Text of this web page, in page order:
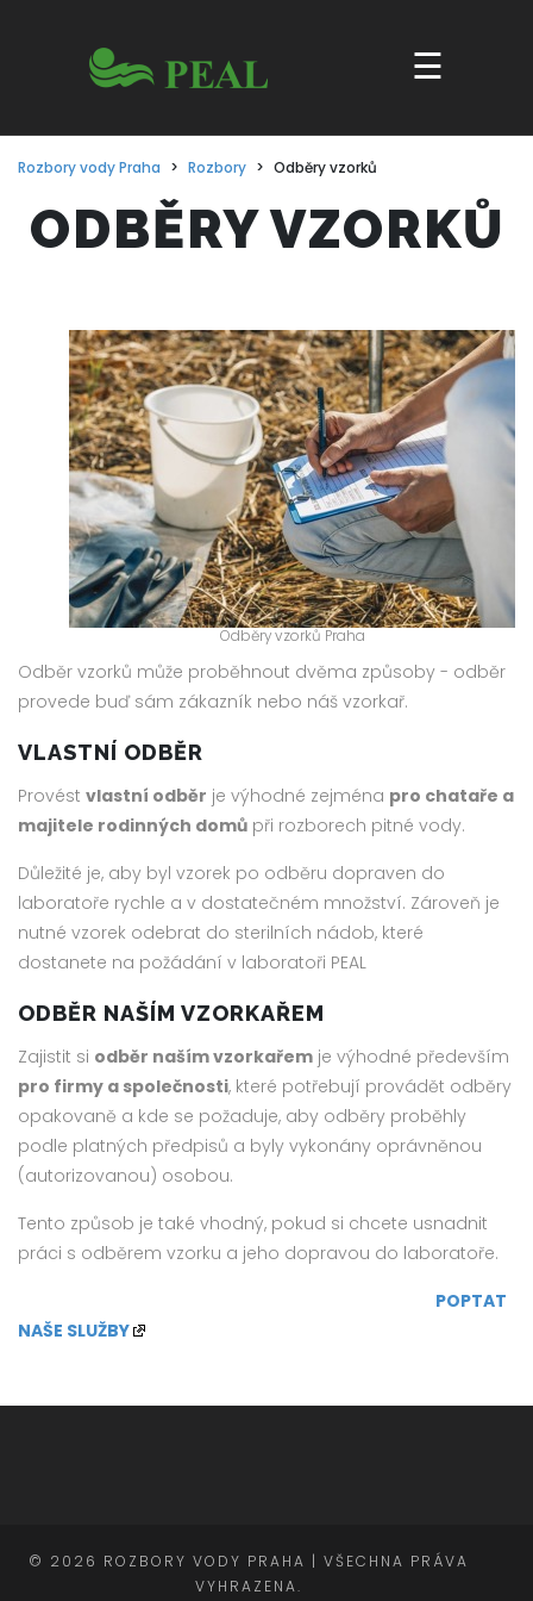
☰
ODBĚRY VZORKŮ
Odběry vzorků Praha
Odběr vzorků může proběhnout dvěma způsoby - odběr
provede buď sám zákazník nebo náš vzorkař.
VLASTNÍ ODBĚR
Provést vlastní odběr je výhodné zejména pro chataře a
majitele rodinných domů při rozborech pitné vody.
Důležité je, aby byl vzorek po odběru dopraven do
laboratoře rychle a v dostatečném množství. Zároveň je
nutné vzorek odebrat do sterilních nádob, které
dostanete na požádání v laboratoři PEAL
ODBĚR NAŠÍM VZORKAŘEM
Zajistit si odběr naším vzorkařem je výhodné především
pro firmy a společnosti, které potřebují provádět odběry
opakovaně a kde se požaduje, aby odběry proběhly
podle platných předpisů a byly vykonány oprávněnou
(autorizovanou) osobou.
Tento způsob je také vhodný, pokud si chcete usnadnit
práci s odběrem vzorku a jeho dopravou do laboratoře.
POPTAT
NAŠE SLUŽBY
© 2026 ROZBORY VODY PRAHA | VŠECHNA PRÁVA
VYHRAZENA.